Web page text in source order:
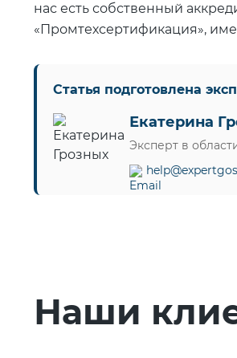
нас есть собственный
«Промтехсертификация»,
Статья подготовлена
Екатерина
Эксперт в
Наши